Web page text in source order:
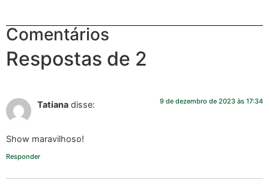
Comentários
Respostas de 2
Tatiana disse: 9 de dezembro de 2023 às 17:34
Show maravilhoso!
Responder